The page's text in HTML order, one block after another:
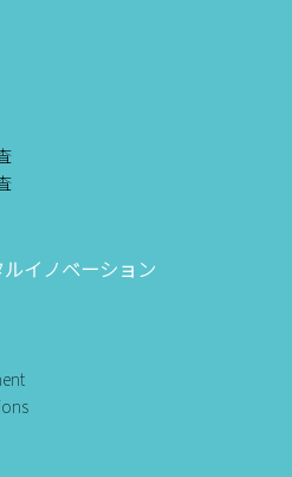
イノベーション